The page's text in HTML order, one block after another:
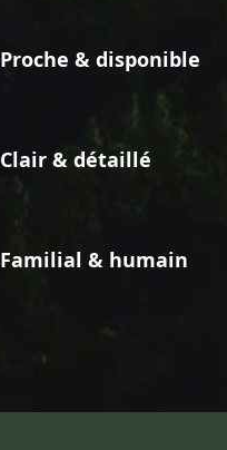
Proche & disponible
Clair & détaillé
Familial & humain